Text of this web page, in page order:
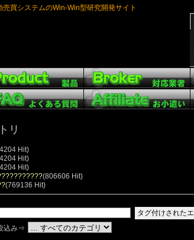
売買システムのWin-Win型研究開発サイト
リ
Hit)
Hit)
Hit)
(806606 Hit)
(769136 Hit)
込み⇒